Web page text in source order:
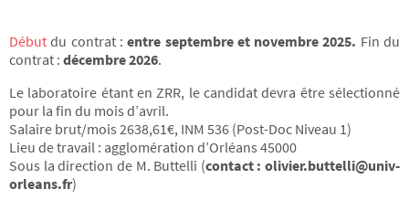
Débutdu contrat :entre septembre et novembre 2025. Fin du
contrat : décembre 2026.
Le laboratoire étant en ZRR, le candidat devra être sélectionné
pour la fin du mois d’avril.
Salaire brut/mois 2638,61€, INM 536 (Post-Doc Niveau 1)
Lieu de travail : agglomération d’Orléans 45000
Sous la direction de M. Buttelli (contact : olivier.buttelli@univ-
orleans.fr)